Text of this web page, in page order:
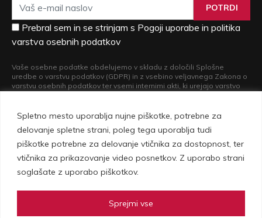
Spletno mesto uporablja nujne piškotke, potrebne za
delovanje spletne strani, poleg tega uporablja tudi
piškotke potrebne za delovanje vtičnika za dostopnost, ter
vtičnika za prikazovanje video posnetkov. Z uporabo strani
soglašate z uporabo piškotkov.
Sprejmi vse
POTRDI
Prebral sem in se strinjam s Pogoji uporabe in politika
varstva osebnih podatkov
Vaše osebne podatke obdelujemo v skladu z določili Splošne
uredbe o varstvu podatkov (GDPR) in z vsebino veljavnega Zakona o
varstvu osebnih podatkov ter vsemi internimi akti, ki urejajo varstvo
osebnih podatkov